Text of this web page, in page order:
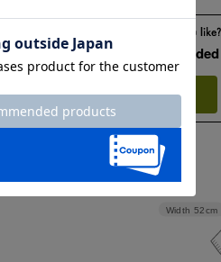
Check the
Try this item on
Width 52cm